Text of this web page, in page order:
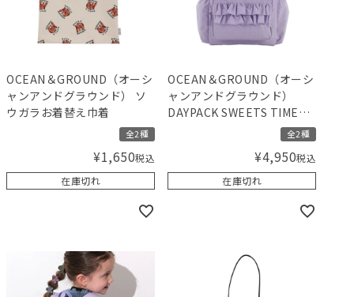
OCEAN＆GROUND（オーシ
ャンアンドグラウンド） ソ
ウガラお着替え巾着
全2種
¥1,650税込
在庫切れ
OCEAN＆GROUND（オーシ
ャンアンドグラウンド）
DAYPACK SWEETS TIME
PLUS デイパック リュック
全2種
¥4,950税込
在庫切れ